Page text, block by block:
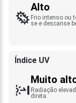
Alto
Frio intenso ou
se e descanse
Índice UV
Muito
Radiação
direta.